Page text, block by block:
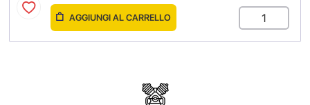
AGGIUNGI AL CARRELLO